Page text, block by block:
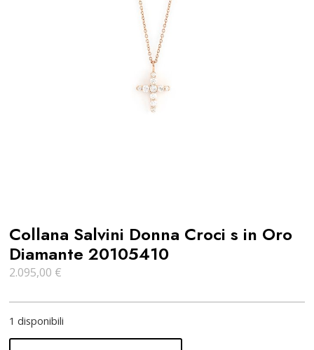
Collana Salvini Donna Croci s in Oro
Diamante 20105410
2.095,00 €
1 disponibili